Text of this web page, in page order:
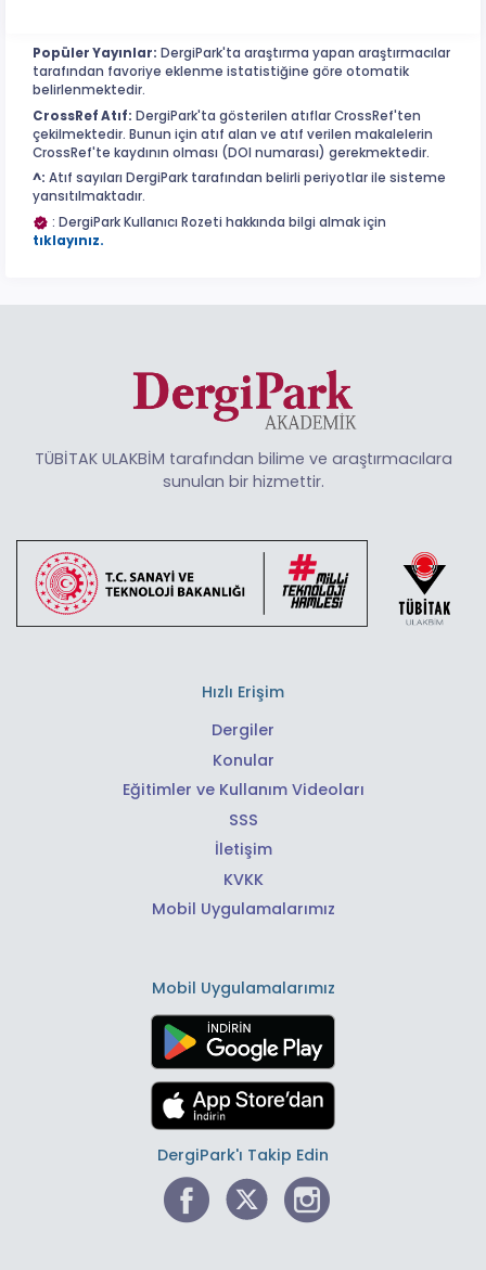
Popüler Yayınlar: DergiPark'ta araştırma yapan araştırmacılar
tarafından favoriye eklenme istatistiğine göre otomatik
belirlenmektedir.
CrossRef Atıf: DergiPark'ta gösterilen atıflar CrossRef'ten
çekilmektedir. Bunun için atıf alan ve atıf verilen makalelerin
CrossRef'te kaydının olması (DOI numarası) gerekmektedir.
^: Atıf sayıları DergiPark tarafından belirli periyotlar ile sisteme
yansıtılmaktadır.
: DergiPark Kullanıcı Rozeti hakkında bilgi almak için
tıklayınız.
TÜBİTAK ULAKBİM tarafından bilime ve araştırmacılara
sunulan bir hizmettir.
Hızlı Erişim
Dergiler
Konular
Eğitimler ve Kullanım Videoları
SSS
İletişim
KVKK
Mobil Uygulamalarımız
Mobil Uygulamalarımız
DergiPark'ı Takip Edin